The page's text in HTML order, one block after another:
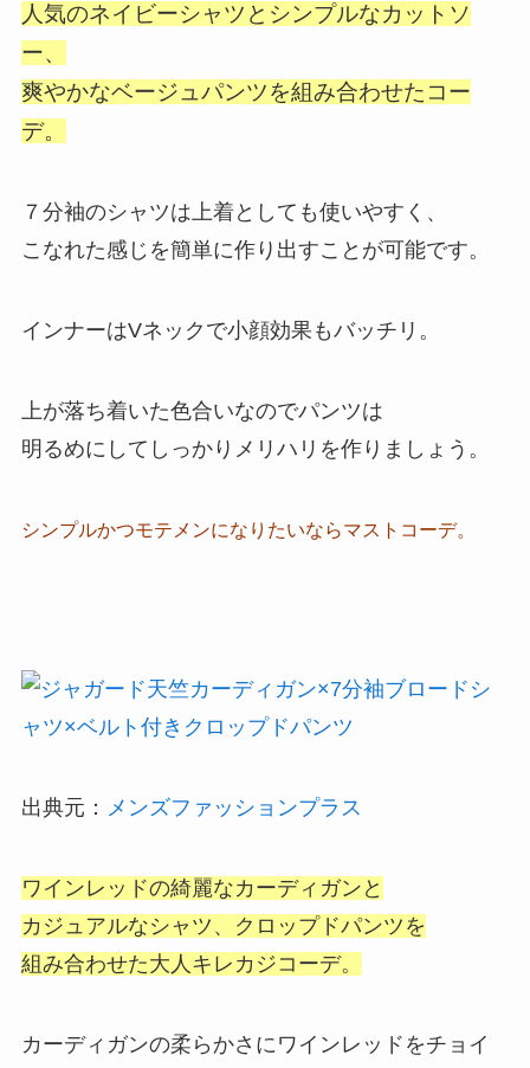
人気のネイビーシャツとシンプルなカットソ
ー、
爽やかなベージュパンツを組み合わせたコー
デ。
７分袖のシャツは上着としても使いやすく、
こなれた感じを簡単に作り出すことが可能です。
インナーはVネックで小顔効果もバッチリ。
上が落ち着いた色合いなのでパンツは
明るめにしてしっかりメリハリを作りましょう。
シンプルかつモテメンになりたいならマストコーデ。
出典元： メンズファッションプラス
ワインレッドの綺麗なカーディガンと
カジュアルなシャツ、クロップドパンツを
組み合わせた大人キレカジコーデ。
カーディガンの柔らかさにワインレッドをチョイ